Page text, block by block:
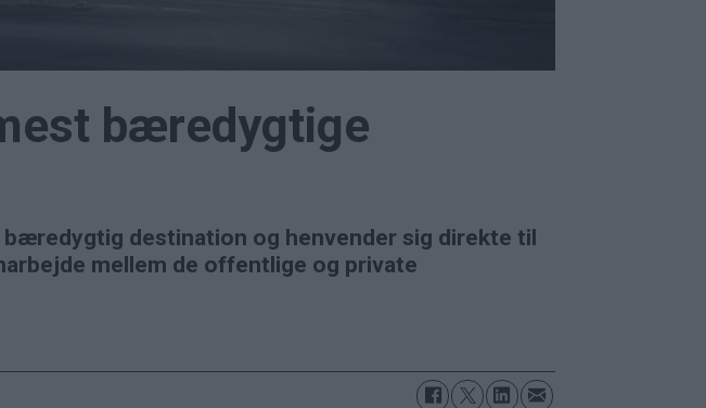
bæredygtige
destination og henvender sig direkte til
mellem de offentlige og private